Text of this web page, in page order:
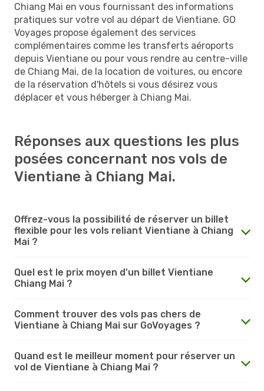
Chiang Mai en vous fournissant des informations
pratiques sur votre vol au départ de Vientiane. GO
Voyages propose également des services
complémentaires comme les transferts aéroports
depuis Vientiane ou pour vous rendre au centre-ville
de Chiang Mai, de la location de voitures, ou encore
de la réservation d'hôtels si vous désirez vous
déplacer et vous héberger à Chiang Mai.
Réponses aux questions les plus
posées concernant nos vols de
Vientiane à Chiang Mai.
Offrez-vous la possibilité de réserver un billet
flexible pour les vols reliant Vientiane à Chiang
Mai ?
Quel est le prix moyen d'un billet Vientiane
Chiang Mai ?
Comment trouver des vols pas chers de
Vientiane à Chiang Mai sur GoVoyages ?
Quand est le meilleur moment pour réserver un
vol de Vientiane à Chiang Mai ?